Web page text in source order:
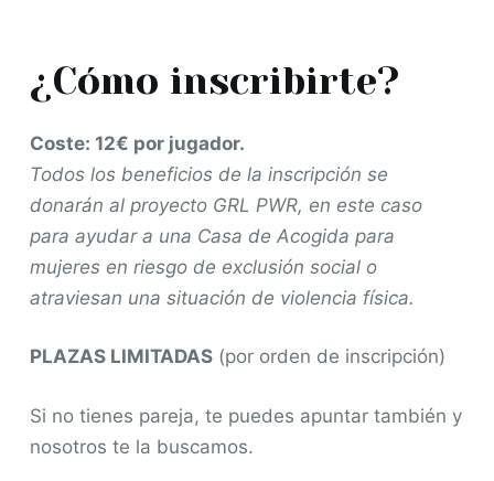
¿Cómo inscribirte?
Coste: 12€ por jugador.
Todos los beneficios de la inscripción se
donarán al proyecto GRL PWR, en este caso
para ayudar a una Casa de Acogida para
mujeres en riesgo de exclusión social o
atraviesan una situación de violencia física.
PLAZAS LIMITADAS(por orden de inscripción)
Si no tienes pareja, te puedes apuntar también y
nosotros te la buscamos.